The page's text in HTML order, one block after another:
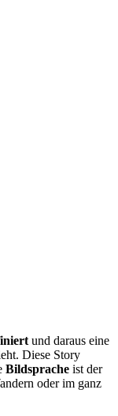
und daraus eine
Diese Story
Bildsprache ist der
oder im ganz